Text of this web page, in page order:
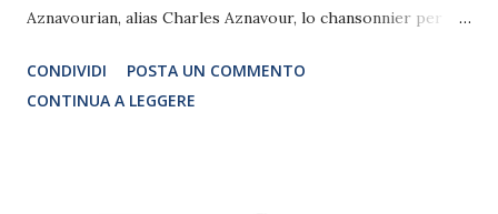
Aznavourian, alias Charles Aznavour, lo chansonnier per
attraversare tutto il mondo e di influenzare, dagli anni ’60
in poi, non solo lo stile musicale d’oltralpe ma tutta la scena
CONDIVIDI
POSTA UN COMMENTO
CONTINUA A LEGGERE